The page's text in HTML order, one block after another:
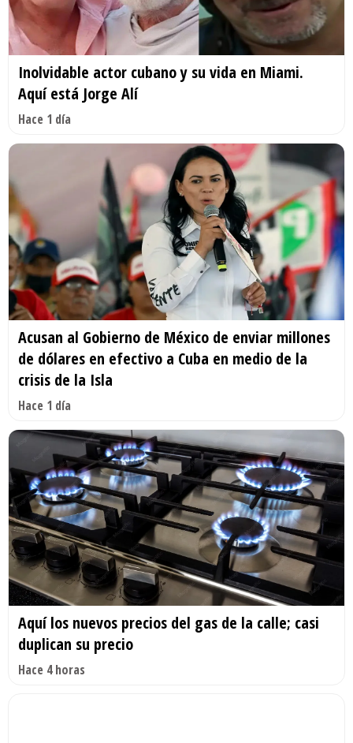
Inolvidable actor cubano y su vida en Miami.
Aquí está Jorge Alí
Hace 1 día
Acusan al Gobierno de México de enviar millones
de dólares en efectivo a Cuba en medio de la
crisis de la Isla
Hace 1 día
Aquí los nuevos precios del gas de la calle; casi
duplican su precio
Hace 4 horas